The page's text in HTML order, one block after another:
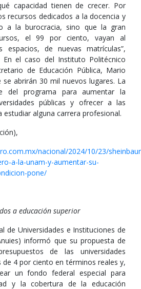
capacidad tienen de crecer. Por
recursos dedicados a la docencia y
a la burocracia, sino que la gran
el 99 por ciento, vayan al
espacios, de nuevas matrículas”,
En el caso del Instituto Politécnico
de Educación Pública, Mario
abrirán 30 mil nuevos lugares. La
del programa para aumentar la
públicas y ofrecer a las
estudiar alguna carrera profesional.
nacional/2024/10/23/
a-la-unam-y-aumentar-su-
pone/
a educación superior
de Universidades e Instituciones de
informó que su propuesta de
de las universidades
de 4 por ciento en términos reales y,
un fondo federal especial para
y la cobertura de la educación